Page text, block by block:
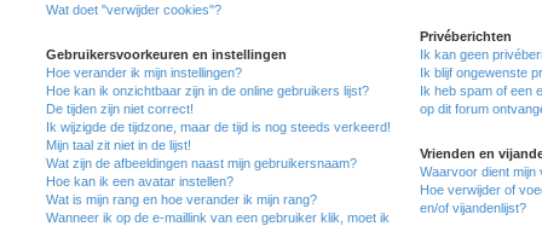
Wat doet "verwijder cookies"?
Gebruikersvoorkeuren en instellingen
Hoe verander ik mijn instellingen?
Hoe kan ik onzichtbaar zijn in de online gebruikers lijst?
De tijden zijn niet correct!
Ik wijzigde de tijdzone, maar de tijd is nog steeds verkeerd!
Mijn taal zit niet in de lijst!
Wat zijn de afbeeldingen naast mijn gebruikersnaam?
Hoe kan ik een avatar instellen?
Wat is mijn rang en hoe verander ik mijn rang?
Wanneer ik op de e-maillink van een gebruiker klik, moet ik
Privéberichten
Ik kan geen
Ik blijf ongewenste
Ik heb spam of een
op dit forum
Vrienden en
Waarvoor dient mijn
Hoe verwijder of
en/of vijandenlijst?